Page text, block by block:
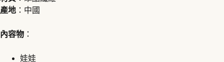
產地 ：中國
內容物 ：
娃娃